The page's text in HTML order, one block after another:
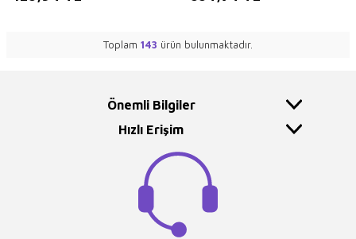
Toplam 143 ürün bulunmaktadır.
Önemli Bilgiler
Hızlı Erişim